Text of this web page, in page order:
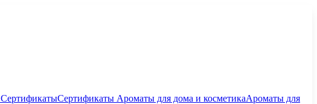
СертификатыСертификаты Ароматы для дома и косметикаАроматы для